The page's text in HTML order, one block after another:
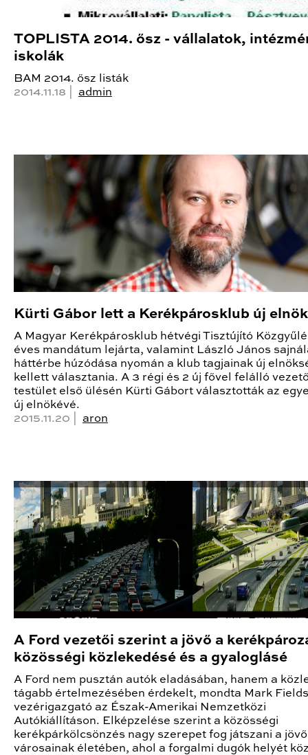
TOPLISTA 2014. ősz - vállalatok,
iskolák
BAM 2014. ősz listák
2014.11.18 | admin
Kürti Gábor lett a Kerékpárosklub új
A Magyar Kerékpárosklub hétvégi Tisztújító
éves mandátum lejárta, valamint László János
háttérbe húzódása nyomán a klub tagjainak új
kellett választania. A 3 régi és 2 új fővel felálló
testület első ülésén Kürti Gábort választották az
új elnökévé.
2015.11.20 | aron
A Ford vezetői szerint a jövő a
közösségi közlekedésé és a gyaloglásé
A Ford nem pusztán autók eladásában, hanem a
tágabb értelmezésében érdekelt, mondta Mark Fields
vezérigazgató az Észak-Amerikai Nemzetközi
Autókiállításon. Elképzelése szerint a közösségi
kerékpárkölcsönzés nagy szerepet fog játszani a jövő
városainak életében, ahol a forgalmi dugók helyét